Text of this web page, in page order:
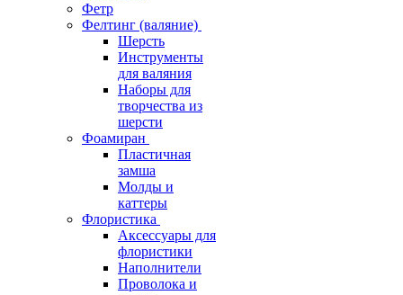
Фетр
Фелтинг (валяние)
Шерсть
Инструменты
для валяния
Наборы для
творчества из
шерсти
Фоамиран
Пластичная
замша
Молды и
каттеры
Флористика
Аксессуары для
флористики
Наполнители
Проволока и